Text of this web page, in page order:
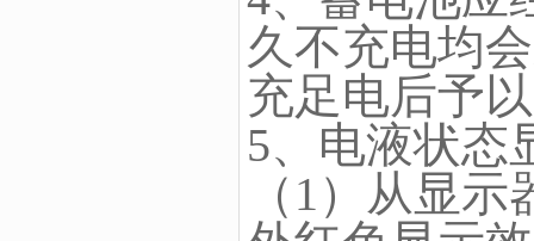
久不充电均
充足电后予
5、电液状态
（1）从显